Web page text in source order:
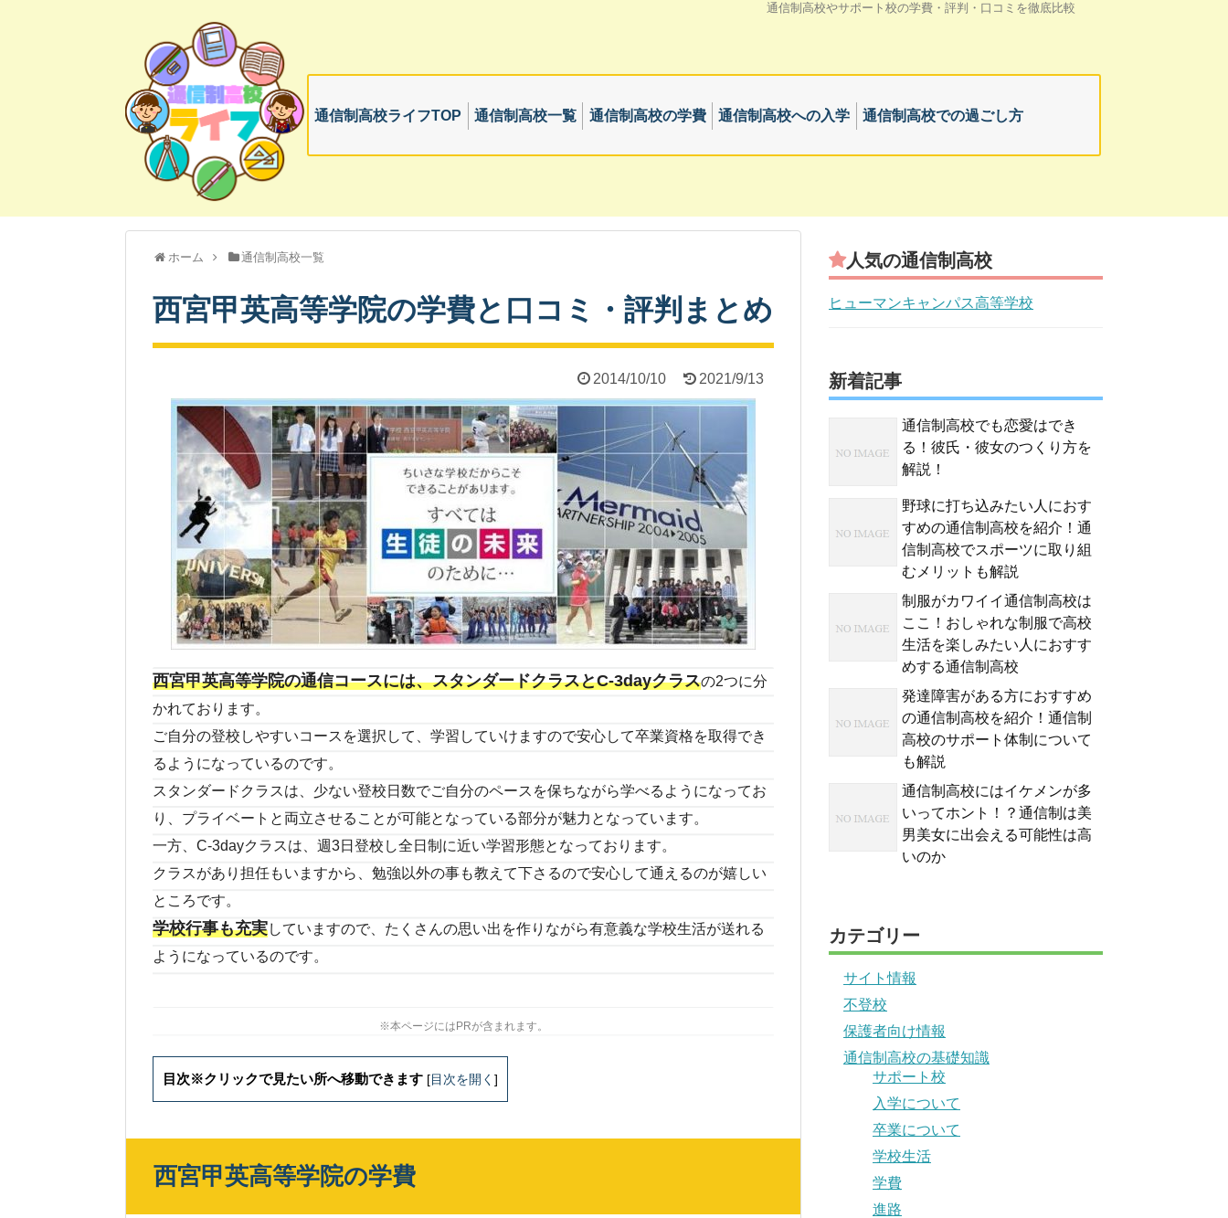
通信制高校やサポート校の学費・評判・口コミを徹底比較
通信制高校ライフTOP 通信制高校一覧 通信制高校の学費 通信制高校への入学 通信制高校での過ごし方
ホーム 通信制高校一覧
西宮甲英高等学院の学費と口コミ・評判まとめ
2014/10/10 2021/9/13
西宮甲英高等学院の通信コースには、スタンダードクラスとC-3dayクラスの2つに分
かれております。
ご自分の登校しやすいコースを選択して、学習していけますので安心して卒業資格を取得でき
るようになっているのです。
スタンダードクラスは、少ない登校日数でご自分のペースを保ちながら学べるようになってお
り、プライベートと両立させることが可能となっている部分が魅力となっています。
一方、C-3dayクラスは、週3日登校し全日制に近い学習形態となっております。
クラスがあり担任もいますから、勉強以外の事も教えて下さるので安心して通えるのが嬉しい
ところです。
学校行事も充実していますので、たくさんの思い出を作りながら有意義な学校生活が送れる
ようになっているのです。
※本ページにはPRが含まれます。
目次※クリックで見たい所へ移動できます [ 目次を開く ]
西宮甲英高等学院の学費
人気の通信制高校
ヒューマンキャンパス高等学校
新着記事
通信制高校でも恋愛はでき
る！彼氏・彼女のつくり方を
解説！
野球に打ち込みたい人におす
すめの通信制高校を紹介！通
信制高校でスポーツに取り組
むメリットも解説
制服がカワイイ通信制高校は
ここ！おしゃれな制服で高校
生活を楽しみたい人におすす
めする通信制高校
発達障害がある方におすすめ
の通信制高校を紹介！通信制
高校のサポート体制について
も解説
通信制高校にはイケメンが多
いってホント！？通信制は美
男美女に出会える可能性は高
いのか
カテゴリー
サイト情報
不登校
保護者向け情報
通信制高校の基礎知識
サポート校
入学について
卒業について
学校生活
学費
進路